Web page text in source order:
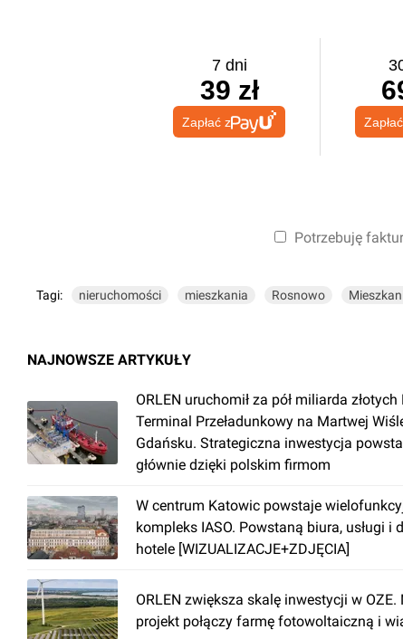
7 dni
39 zł
Zapłać z
Potrzebuję
Tagi: nieruchomości mieszkania Rosnowo
NAJNOWSZE ARTYKUŁY
ORLEN uruchomił za pół miliarda
Terminal Przeładunkowy na Martwej
Gdańsku. Strategiczna inwestycja
głównie dzięki polskim firmom
W centrum Katowic powstaje
kompleks IASO. Powstaną biura, usługi i
hotele [WIZUALIZACJE+ZDJĘCIA]
ORLEN zwiększa skalę inwestycji w OZE.
projekt połączy farmę fotowoltaiczną i